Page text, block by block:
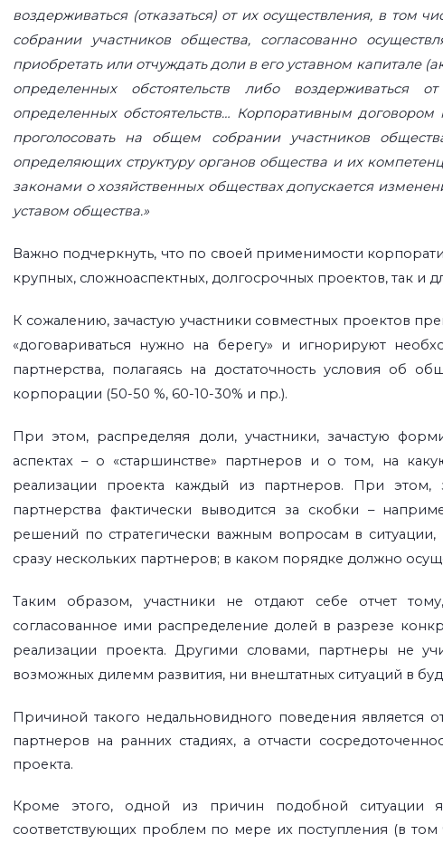
воздерживаться (отказаться) от их осуществления, в том
собрании участников общества, согласованно
приобретать или отчуждать доли в его уставном капитале
определенных обстоятельств либо воздерживаться
определенных обстоятельств… Корпоративным договором
проголосовать на общем собрании участников
определяющих структуру органов общества и их
законами о хозяйственных обществах допускается
уставом общества.»
Важно подчеркнуть, что по своей применимости
крупных, сложноаспектных, долгосрочных проектов, так и
К сожалению, зачастую участники совместных проектов
«договариваться нужно на берегу» и игнорируют
партнерства, полагаясь на достаточность условия об
корпорации (50-50 %, 60-10-30% и пр.).
При этом, распределяя доли, участники, зачастую
аспектах – о «старшинстве» партнеров и о том, на
реализации проекта каждый из партнеров. При этом,
партнерства фактически выводится за скобки –
решений по стратегически важным вопросам в
сразу нескольких партнеров; в каком порядке должно
Таким образом, участники не отдают себе отчет
согласованное ими распределение долей в разрезе
реализации проекта. Другими словами, партнеры не
возможных дилемм развития, ни внештатных ситуаций в
Причиной такого недальновидного поведения является
партнеров на ранних стадиях, а отчасти
проекта.
Кроме этого, одной из причин подобной ситуации
соответствующих проблем по мере их поступления (в том